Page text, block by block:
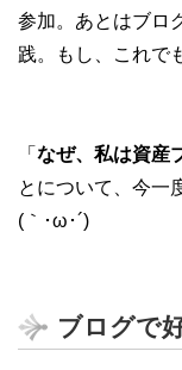
参加。あとはブロ
践。もし、これで
「 なぜ、私は資産
とについて、今一
(｀･ω･´)ゞ
ブログで